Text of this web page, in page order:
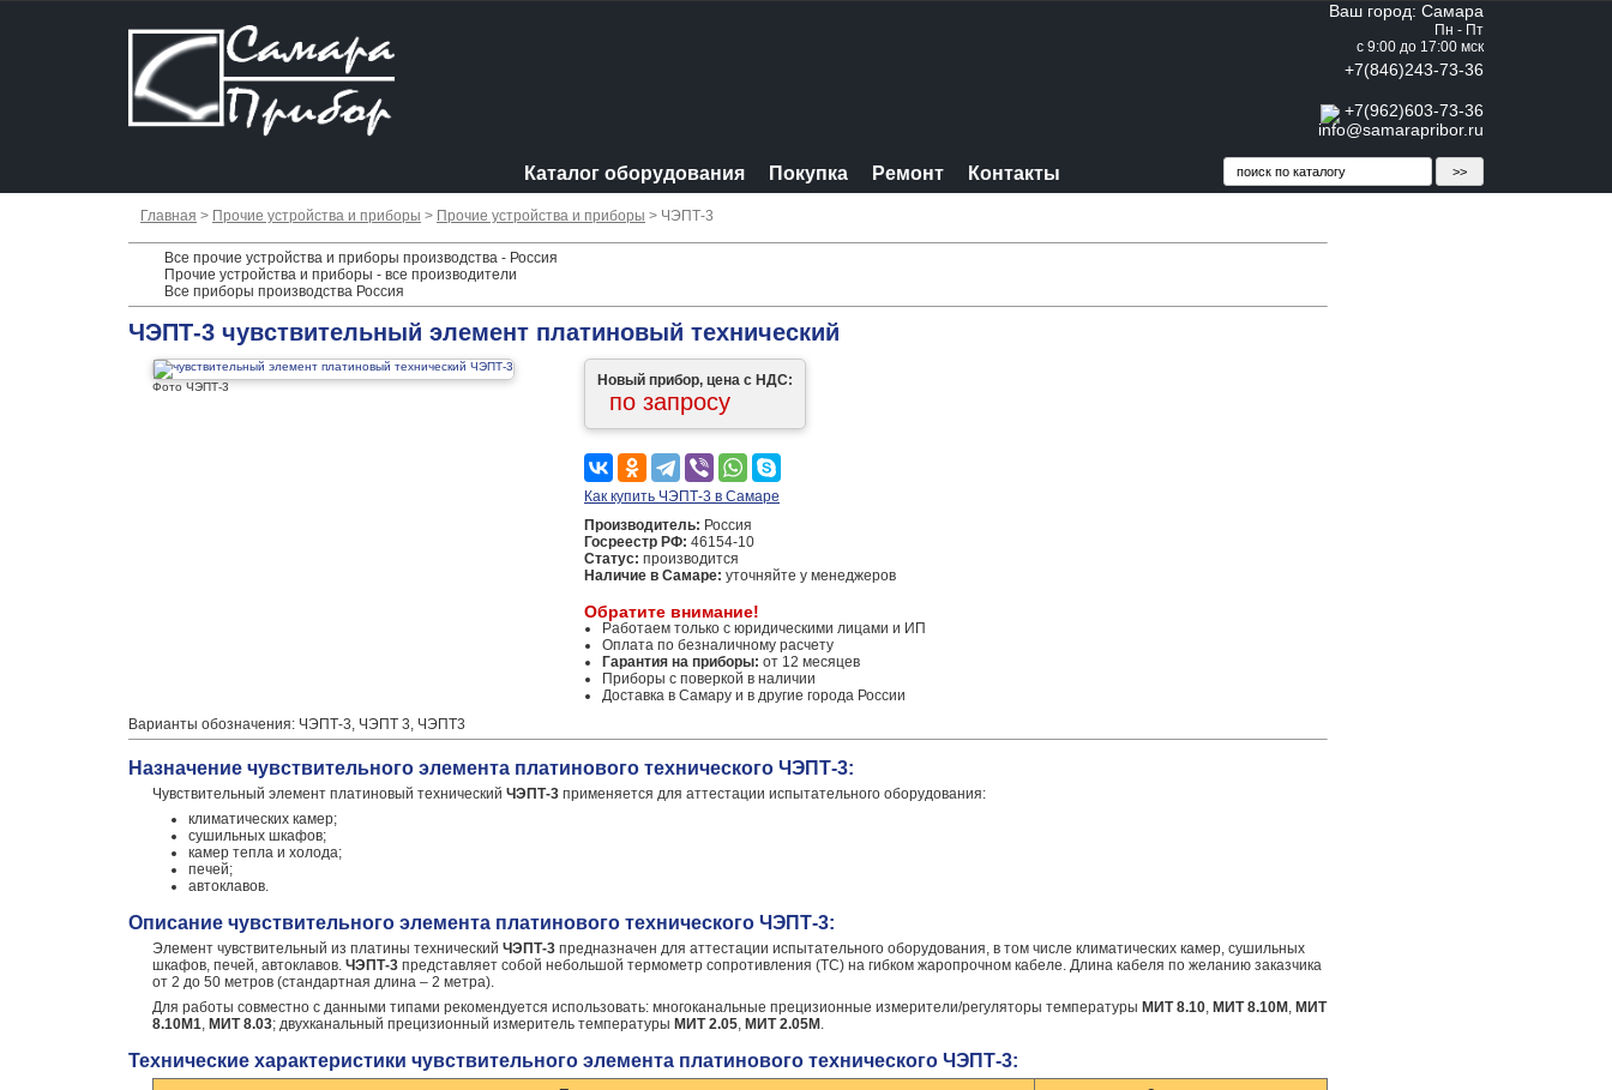
Ваш город: Самара
Пн - Пт
с 9:00 до 17:00 мск
+7(846)243-73-36
+7(962)603-73-36
info@samarapribor.ru
Каталог оборудования Покупка Ремонт Контакты
Главная > Прочие устройства и приборы > Прочие устройства и приборы > ЧЭПТ-3
Все прочие устройства и приборы производства - Россия
Прочие устройства и приборы - все производители
Все приборы производства Россия
ЧЭПТ-3 чувствительный элемент платиновый технический
Фото ЧЭПТ-3 Новый прибор, цена с НДС:
по запросу
Как купить ЧЭПТ-3 в Самаре
Производитель: Россия
Госреестр РФ: 46154-10
Статус: производится
Наличие в Самаре: уточняйте у менеджеров
Обратите внимание!
Работаем только с юридическими лицами и ИП
Оплата по безналичному расчету
Гарантия на приборы: от 12 месяцев
Приборы с поверкой в наличии
Доставка в Самару и в другие города России
Варианты обозначения: ЧЭПТ-3, ЧЭПТ 3, ЧЭПТ3
Назначение чувствительного элемента платинового технического ЧЭПТ-3:
Чувствительный элемент платиновый технический ЧЭПТ-3 применяется для аттестации испытательного оборудования:
климатических камер;
сушильных шкафов;
камер тепла и холода;
печей;
автоклавов.
Описание чувствительного элемента платинового технического ЧЭПТ-3:
Элемент чувствительный из платины технический ЧЭПТ-3 предназначен для аттестации испытательного оборудования, в том числе климатических камер, сушильных
шкафов, печей, автоклавов. ЧЭПТ-3 представляет собой небольшой термометр сопротивления (ТС) на гибком жаропрочном кабеле. Длина кабеля по желанию заказчика
от 2 до 50 метров (стандартная длина – 2 метра).
Для работы совместно с данными типами рекомендуется использовать: многоканальные прецизионные измерители/регуляторы температуры МИТ 8.10, МИТ 8.10М , МИТ
8.10М1, МИТ 8.03; двухканальный прецизионный измеритель температуры МИТ 2.05, МИТ 2.05М .
Технические характеристики чувствительного элемента платинового технического ЧЭПТ-3: